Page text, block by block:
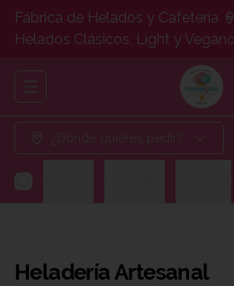
Fábrica de Helados y Cafetería
Helados Clásicos, Light y
Abrir menu de navegación
¿Dónde quieres pedir?
y Bebidas
Heladería Artesanal